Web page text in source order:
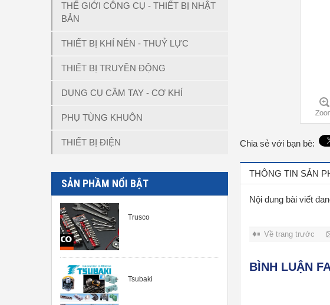
THẾ GIỚI CÔNG CỤ - THIẾT BỊ NHẬT
BẢN
THIẾT BỊ KHÍ NÉN - THUỶ LỰC
THIẾT BỊ TRUYỀN ĐỘNG
DỤNG CỤ CẦM TAY - CƠ KHÍ
PHỤ TÙNG KHUÔN
THIẾT BỊ ĐIỆN
SẢN PHẦM NỔI BẬT
Trusco
Tsubaki
Chia sẻ với bạn bè:
THÔNG TIN SẢN
Nội dung bài viết
Về trang trước
BÌNH LUẬN